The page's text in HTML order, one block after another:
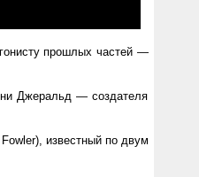
прошлых частей —
Джеральд — создателя
известный по двум